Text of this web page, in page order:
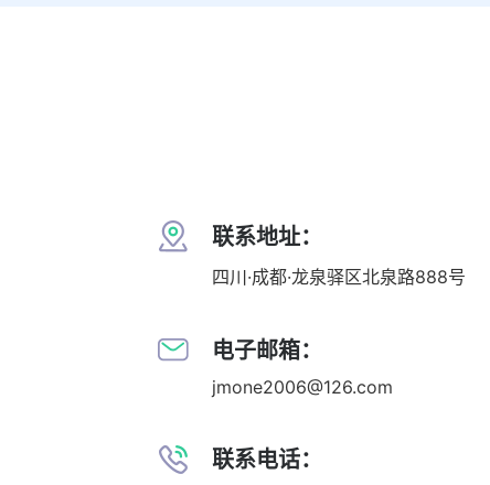
联系地址：
四川·成都·龙泉驿区北泉路888号
电子邮箱：
jmone2006@126.com
联系电话：